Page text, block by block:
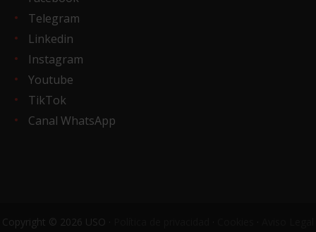
Telegram
Linkedin
Instagram
Youtube
TikTok
Canal WhatsApp
Copyright © 2026 USO ·